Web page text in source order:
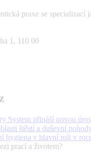
praxe se
1, 110 00